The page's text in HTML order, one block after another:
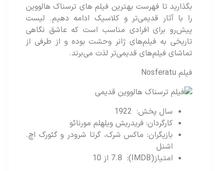
بگذارید تا فهرست بهترین فیلم های ترسناک هالووین
را با آثار قدیمی‌تر و کلاسیک ادامه دهیم. لیست
پیش‌رو برای افرادی مناسب است که عاشق نگاهی
تاریخی به فیلم‌‌های ژانر وحشت بوده و از طرفی از
تماشای فیلم‌های قدیمی‌تر لذت می‌برند.
فیلم Nosferatu
سال پخش: 1922
کارگردان: فریدریش ویلهلم مورنائو
بازیگران: ماکس شرک، گرتا شرودر و گئورگ اچ.
اشنل
امتیاز(IMDB): 7.8 از 10